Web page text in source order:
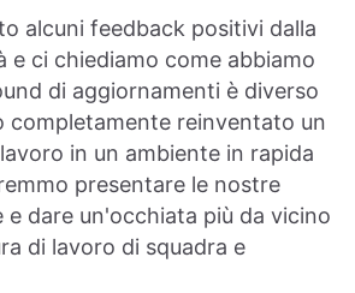
alcuni feedback positivi dalla
e ci chiediamo come abbiamo
di aggiornamenti è diverso
completamente reinventato un
in un ambiente in rapida
presentare le nostre
e dare un'occhiata più da vicino
di lavoro di squadra e